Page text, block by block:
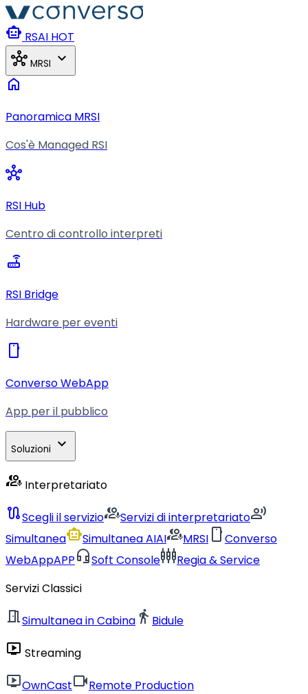
Vai al contenuto principale
smart_toy RSAI HOT
hub MRSI expand_more
home
Panoramica MRSI
Cos'è Managed RSI
hub
RSI Hub
Centro di controllo interpreti
router
RSI Bridge
Hardware per eventi
smartphone
Converso WebApp
App per il pubblico
Soluzioni expand_more
interpreter_mode Interpretariato
routeScegli il serviziointerpreter_modeServizi di interpretariatorecord_voice_over
Simultaneasmart_toySimultanea AIAIinterpreter_modeMRSI smartphoneConverso
WebAppAPPheadset_micSoft Consolesettings_input_componentRegia & Service
Servizi Classici
meeting_roomSimultanea in Cabina directions_walk Bidule
live_tv Streaming
live_tvOwnCastvideocamRemote Production